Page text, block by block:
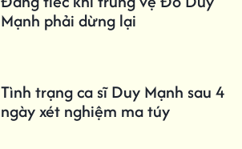
Mạnh phải dừng lại
Tình trạng ca sĩ Duy Mạnh sau 4
ngày xét nghiệm ma túy